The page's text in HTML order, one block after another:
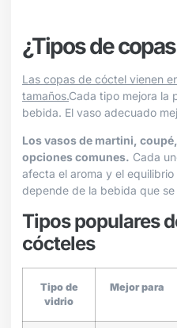
¿Tipos de
Las copas de cóctel vienen
tamaños.Cada tipo mejora la
bebida. El vaso adecuado
Los vasos de martini,
opciones comunes. Cada
afecta el aroma y el
depende de la bebida que se
Tipos populares
cócteles
Tipo de
vidrio
Mejor para